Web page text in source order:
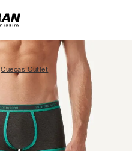
Cuecas Outlet